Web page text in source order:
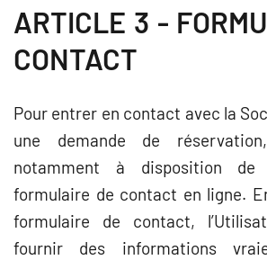
ARTICLE 3 -
CONTACT
Pour entrer en contact avec la
une demande de
notamment à disposition de
formulaire de contact en ligne.
formulaire de contact,
fournir des informations